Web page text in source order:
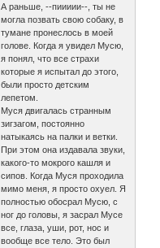
А раньше, --пиииии--, ты не
могла позвать свою собаку, в
тумане пронеслось в моей
голове. Когда я увидел Мусю,
я понял, что все страхи
которые я испытал до этого,
были просто детским
лепетом.
Муся двигалась странным
зигзагом, постоянно
натыкаясь на палки и ветки.
При этом она издавала звуки,
какого-то мокрого кашля и
сипов. Когда Муся проходила
мимо меня, я просто охуел. Я
полностью обосрал Мусю, с
ног до головы, я засрал Мусе
все, глаза, уши, рот, нос и
вообще все тело. Это был